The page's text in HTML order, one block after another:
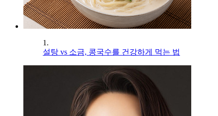
1.
설탕 vs 소금, 콩국수를 건강하게 먹는 법